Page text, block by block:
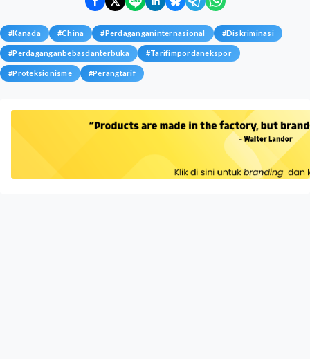
#Kanada #China #Perdaganganinternasional #Diskriminasi
#Perdaganganbebasdanterbuka #Tarifimpordanekspor
#Proteksionisme #Perangtarif